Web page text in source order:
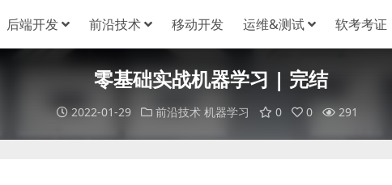
后端开发 前沿技术 移动开发 运维&测试 软考考证
零基础实战机器学习 | 完结
2022-01-29 前沿技术 机器学习 0 0 291